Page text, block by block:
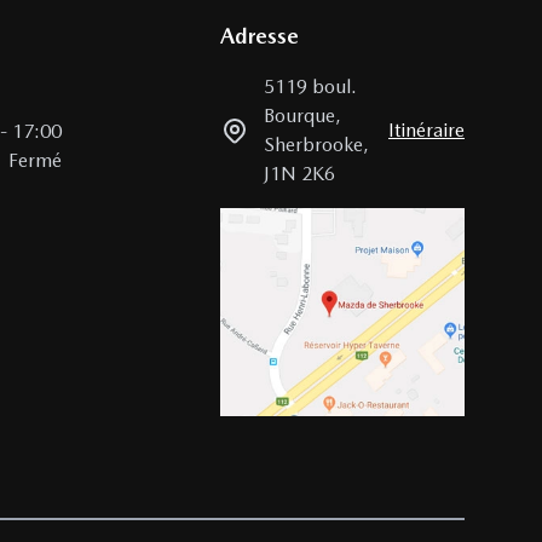
- 17:00
Fermé
Adresse
5119 boul.
Bourque,
Sherbrooke,
J1N 2K6
Itinéraire